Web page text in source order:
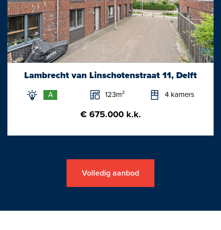
Lambrecht van Linschotenstraat 11, Delft
A 123m² 4 kamers
€ 675.000 k.k.
Volledig aanbod